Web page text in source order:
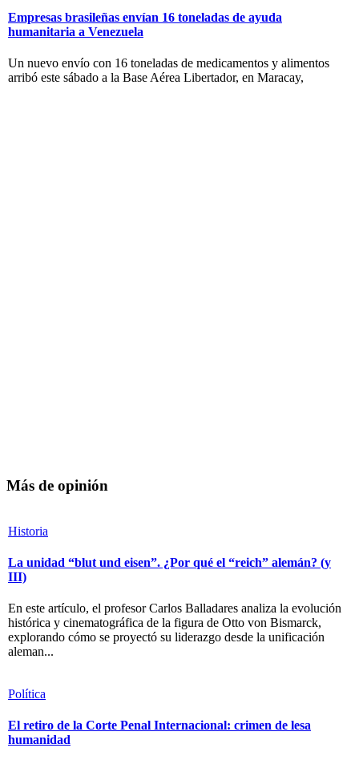
Empresas brasileñas envían 16 toneladas de ayuda
humanitaria a Venezuela
Un nuevo envío con 16 toneladas de medicamentos y alimentos
arribó este sábado a la Base Aérea Libertador, en Maracay,
Más de opinión
Historia
La unidad “blut und eisen”. ¿Por qué el “reich” alemán? (y
III)
En este artículo, el profesor Carlos Balladares analiza la evolución
histórica y cinematográfica de la figura de Otto von Bismarck,
explorando cómo se proyectó su liderazgo desde la unificación
aleman...
Política
El retiro de la Corte Penal Internacional: crimen de lesa
humanidad